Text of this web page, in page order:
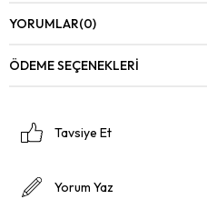
Basen : 98
Kilo : 81
YORUMLAR(0)
ÖDEME SEÇENEKLERI
Tavsiye Et
Yorum Yaz